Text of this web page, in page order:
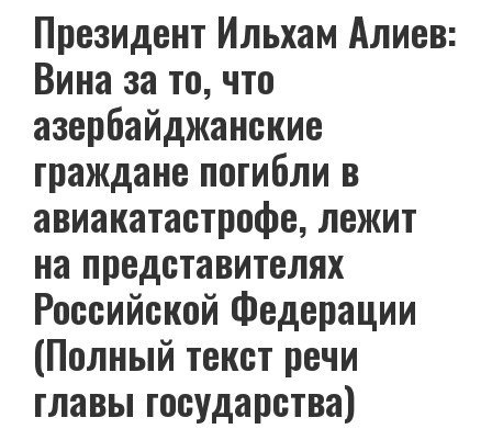
Президент Ильхам Алиев:
Вина за то, что
азербайджанские
граждане погибли в
авиакатастрофе, лежит
на представителях
Российской Федерации
(Полный текст речи
главы государства)